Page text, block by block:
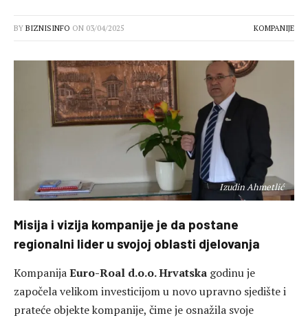
BY BIZNISINFO ON 03/04/2025 KOMPANIJE
Izudin Ahmetlić
Misija i vizija kompanije je da postane
regionalni lider u svojoj oblasti djelovanja
KompanijaEuro-Roal d.o.o. Hrvatska godinu je
započela velikom investicijom u novo upravno sjedište i
prateće objekte kompanije, čime je osnažila svoje